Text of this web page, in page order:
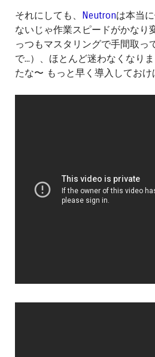
それにしても、 Neutronは本当
ないじゃ作業スピードがかなり
っつもマスタリングで手間取っ
で...）、ほとんど迷わなくなり
たな〜 もっと早く導入しておけ